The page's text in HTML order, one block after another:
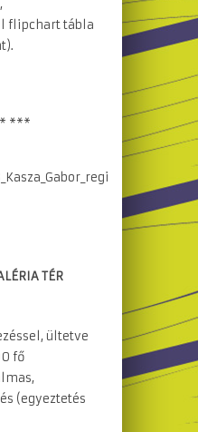
flipchart tábla
***
TÉR
ültetve
fő
(egyeztetés